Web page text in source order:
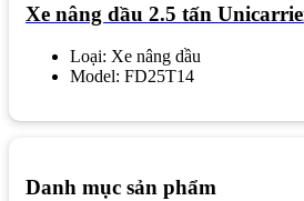
Xe nâng dầu 2.5 tấn
Loại: Xe nâng dầu
Model: FD25T14
Danh mục sản phẩm